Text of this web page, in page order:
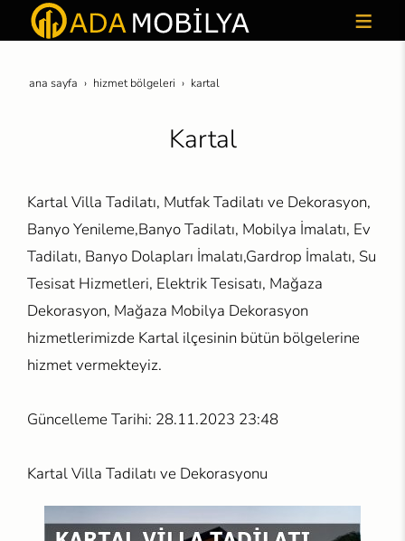
ana sayfa hi̇zmet bölgeleri̇ kartal
Kartal
Kartal Villa Tadilatı, Mutfak Tadilatı ve Dekorasyon,
Banyo Yenileme,Banyo Tadilatı, Mobilya İmalatı, Ev
Tadilatı, Banyo Dolapları İmalatı,Gardrop İmalatı, Su
Tesisat Hizmetleri, Elektrik Tesisatı, Mağaza
Dekorasyon, Mağaza Mobilya Dekorasyon
hizmetlerimizde Kartal ilçesinin bütün bölgelerine
hizmet vermekteyiz.
Güncelleme Tarihi: 28.11.2023 23:48
Kartal Villa Tadilatı ve Dekorasyonu